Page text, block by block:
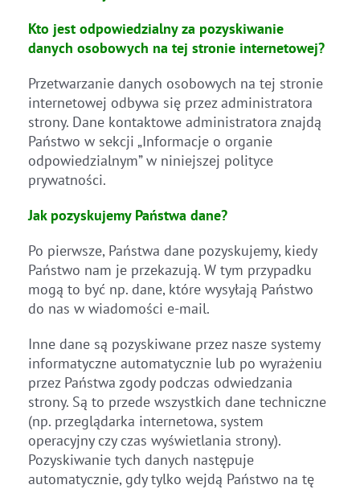
Kto jest odpowiedzialny za pozyskiwanie
danych osobowych na tej stronie internetowej?
Przetwarzanie danych osobowych na tej stronie
internetowej odbywa się przez administratora
strony. Dane kontaktowe administratora znajdą
Państwo w sekcji „Informacje o organie
odpowiedzialnym” w niniejszej polityce
prywatności.
Jak pozyskujemy Państwa dane?
Po pierwsze, Państwa dane pozyskujemy, kiedy
Państwo nam je przekazują. W tym przypadku
mogą to być np. dane, które wysyłają Państwo
do nas w wiadomości e-mail.
Inne dane są pozyskiwane przez nasze systemy
informatyczne automatycznie lub po wyrażeniu
przez Państwa zgody podczas odwiedzania
strony. Są to przede wszystkich dane techniczne
(np. przeglądarka internetowa, system
operacyjny czy czas wyświetlania strony).
Pozyskiwanie tych danych następuje
automatycznie, gdy tylko wejdą Państwo na tę